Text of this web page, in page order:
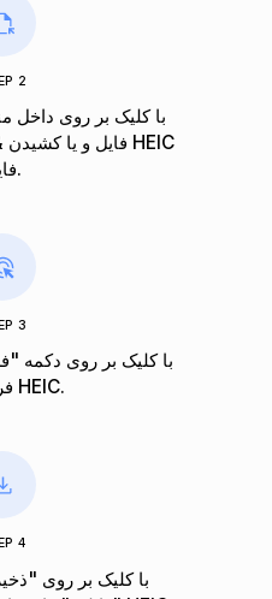
2
با کلیک بر روی داخل
فایل.
3
با کلیک بر روی دکمه
فراداده از HEIC.
4
با کلیک بر روی